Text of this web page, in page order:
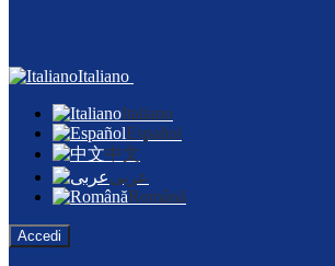
Italiano
Italiano
Español
中文
عربى
Română
Accedi